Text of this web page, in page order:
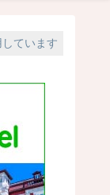
ています